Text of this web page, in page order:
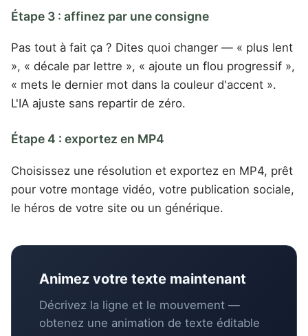
Étape 3 : affinez par une consigne
Pas tout à fait ça ? Dites quoi changer — « plus lent
», « décale par lettre », « ajoute un flou progressif »,
« mets le dernier mot dans la couleur d'accent ».
L'IA ajuste sans repartir de zéro.
Étape 4 : exportez en MP4
Choisissez une résolution et exportez en MP4, prêt
pour votre montage vidéo, votre publication sociale,
le héros de votre site ou un générique.
Animez votre texte maintenant
Décrivez la ligne et le mouvement —
obtenez une animation de texte éditable